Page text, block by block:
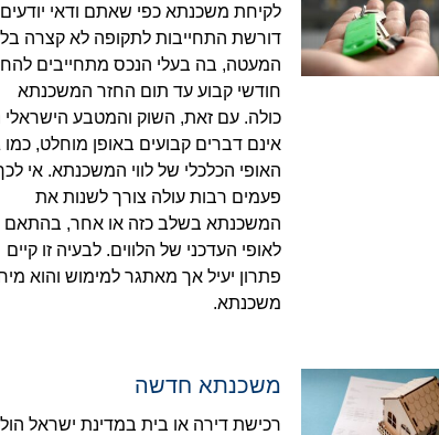
לקיחת משכנתא כפי שאתם ודאי
דורשת התחייבות לתקופה לא קצרה
המעטה, בה בעלי הנכס מתחייבים
חודשי קבוע עד תום החזר המשכנתא
כולה. עם זאת, השוק והמטבע
אינם דברים קבועים באופן מוחלט, כמו
האופי הכלכלי של לווי המשכנתא. אי
פעמים רבות עולה צורך לשנות את
המשכנתא בשלב כזה או אחר, בהתאם
לאופי העדכני של הלווים. לבעיה זו קיים
פתרון יעיל אך מאתגר למימוש והוא
משכנתא.
משכנתא חדשה
רכישת דירה או בית במדינת ישראל